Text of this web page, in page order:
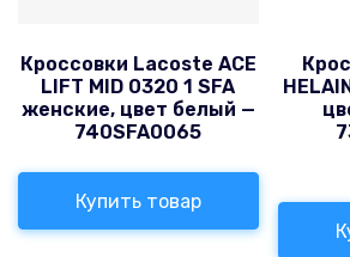
Кроссовки Lacoste ACE
LIFT MID 0320 1 SFA
женские, цвет белый —
740SFA0065
Купить товар